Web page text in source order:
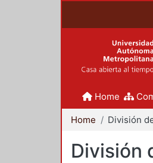
Home
Home
División